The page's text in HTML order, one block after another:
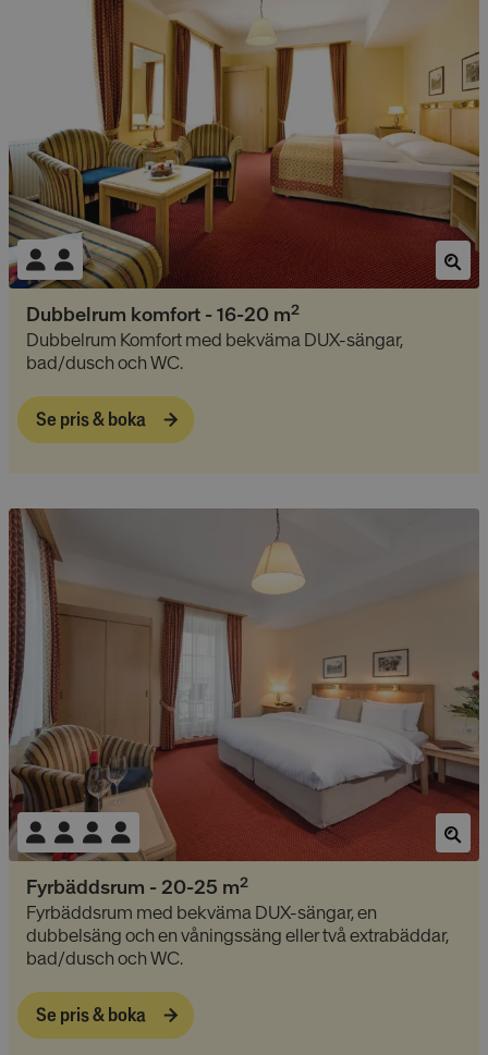
Dubbelrum komfort -16-20 m2
Dubbelrum Komfort med bekväma DUX-sängar,
bad/dusch och WC.
Se pris & boka
Fyrbäddsrum - 20-25 m2
Fyrbäddsrum med bekväma DUX-sängar, en
dubbelsäng och en våningssäng eller två extrabäddar,
bad/dusch och WC.
Se pris & boka